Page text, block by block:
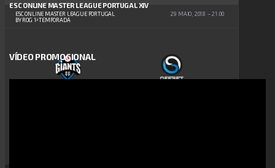
ESC ONLINE MASTER LEAGUE PORTUGAL
BY ROG 1ª TEMPORADA
29 MAIO, 2018 21:00
ESC ONLINE MASTER LEAGUE PORTUGAL XIV
VÍDEO PROMOCIONAL